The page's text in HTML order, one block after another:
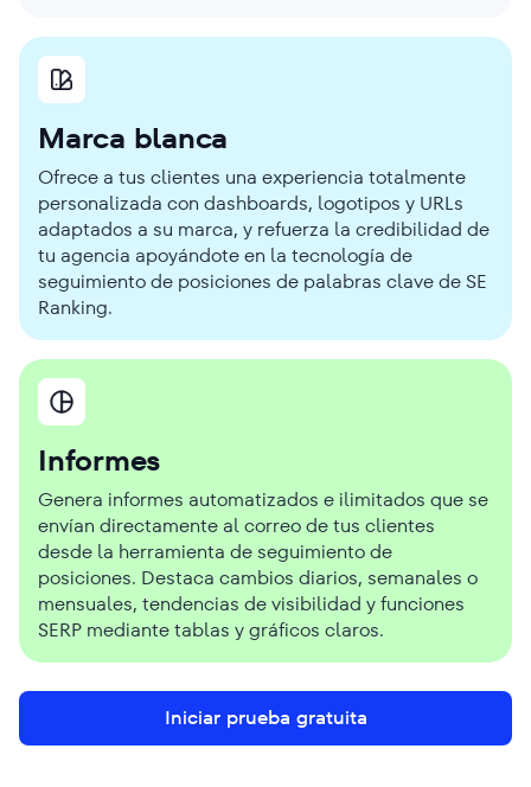
Marca blanca
Ofrece a tus clientes una experiencia totalmente
personalizada con dashboards, logotipos y URLs
adaptados a su marca, y refuerza la credibilidad de
tu agencia apoyándote en la tecnología de
seguimiento de posiciones de palabras clave de SE
Ranking.
Informes
Genera informes automatizados e ilimitados que se
envían directamente al correo de tus clientes
desde la herramienta de seguimiento de
posiciones. Destaca cambios diarios, semanales o
mensuales, tendencias de visibilidad y funciones
SERP mediante tablas y gráficos claros.
Iniciar prueba gratuita